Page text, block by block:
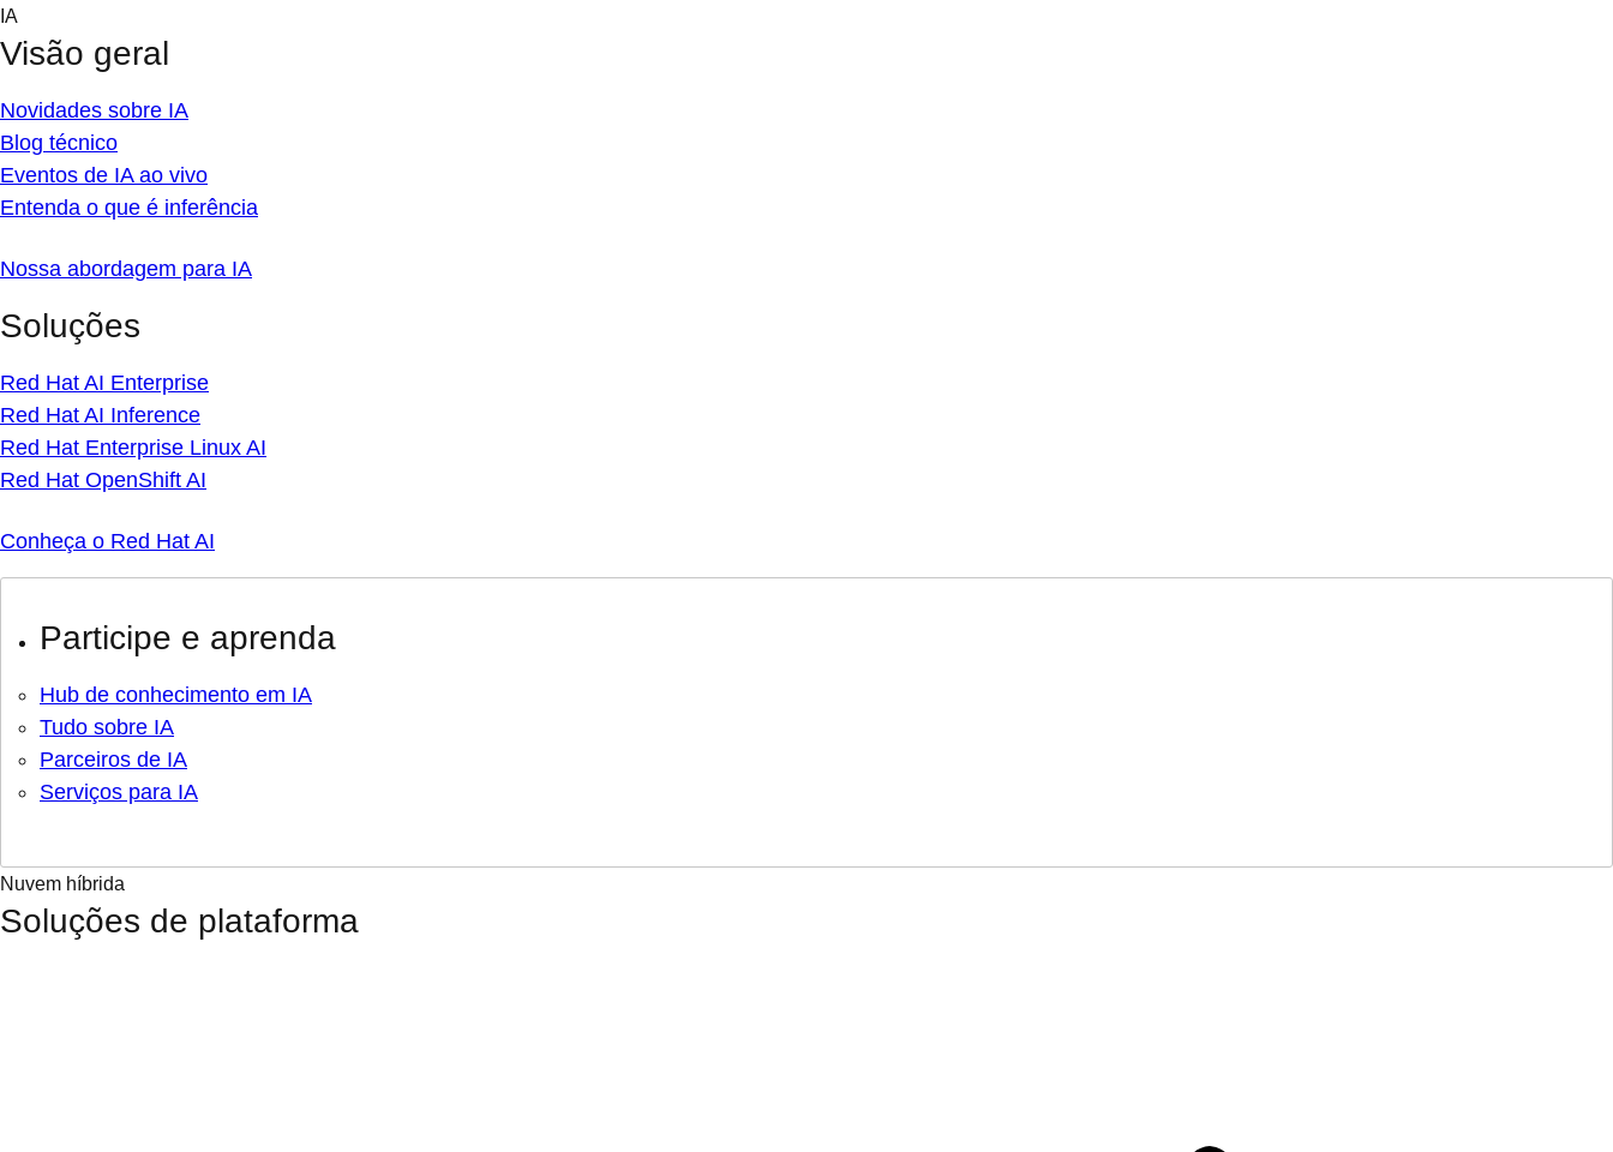
Skip
content
IA
Visão geral
Novidades sobre IA
Blog técnico
Eventos de IA ao vivo
Entenda o que é inferência
Nossa abordagem para IA
Soluções
Red Hat AI Enterprise
Red Hat AI Inference
Red Hat Enterprise Linux AI
Red Hat OpenShift AI
Conheça o Red Hat AI
Participe e aprenda
Hub de conhecimento em IA
Tudo sobre IA
Parceiros de IA
Serviços para IA
Nuvem híbrida
Soluções de plataforma